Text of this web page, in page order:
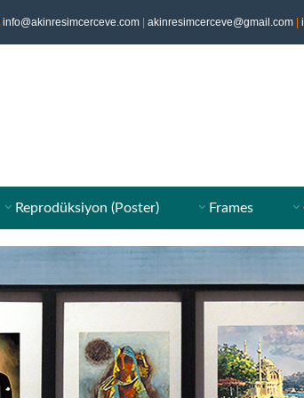
info@akinresimcerceve.com akinresimcerceve@gmail.com
Reprodüksiyon (Poster) Frames